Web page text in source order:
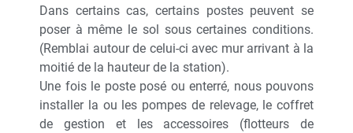
Dans certains cas, certains postes peuvent se
poser à même le sol sous certaines conditions.
(Remblai autour de celui-ci avec mur arrivant à la
moitié de la hauteur de la station).
Une fois le poste posé ou enterré, nous pouvons
installer la ou les pompes de relevage, le coffret
de gestion et les accessoires (flotteurs de